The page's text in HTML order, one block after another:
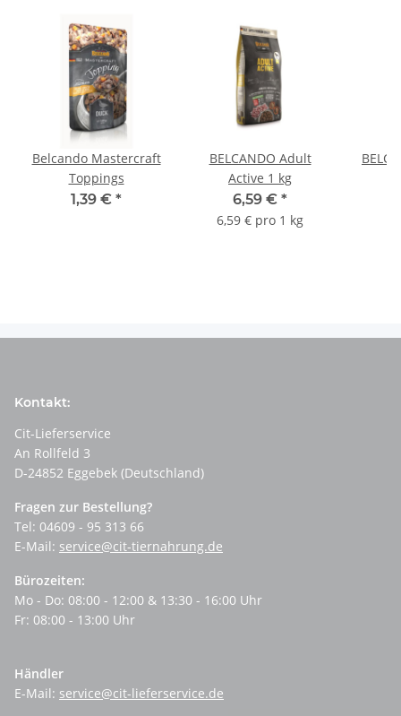
Belcando Mastercraft
Toppings
1,39 € *
BELCANDO Adult
Active 1 kg
6,59 € *
6,59 € pro 1 kg
Kontakt:
Cit-Lieferservice
An Rollfeld 3
D-24852 Eggebek (Deutschland)
Fragen zur Bestellung?
Tel: 04609 - 95 313 66
E-Mail: service@cit-tiernahrung.de
Bürozeiten:
Mo - Do: 08:00 - 12:00 & 13:30 - 16:00 Uhr
Fr: 08:00 - 13:00 Uhr
Händler
E-Mail: service@cit-lieferservice.de